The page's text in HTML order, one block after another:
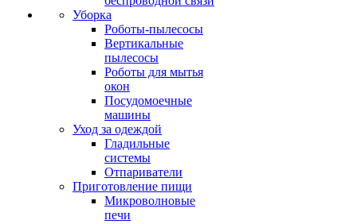
Уборка
Роботы-пылесосы
Вертикальные
пылесосы
Роботы для мытья
окон
Посудомоечные
машины
Уход за одеждой
Гладильные
системы
Отпариватели
Приготовление пищи
Микроволновые
печи